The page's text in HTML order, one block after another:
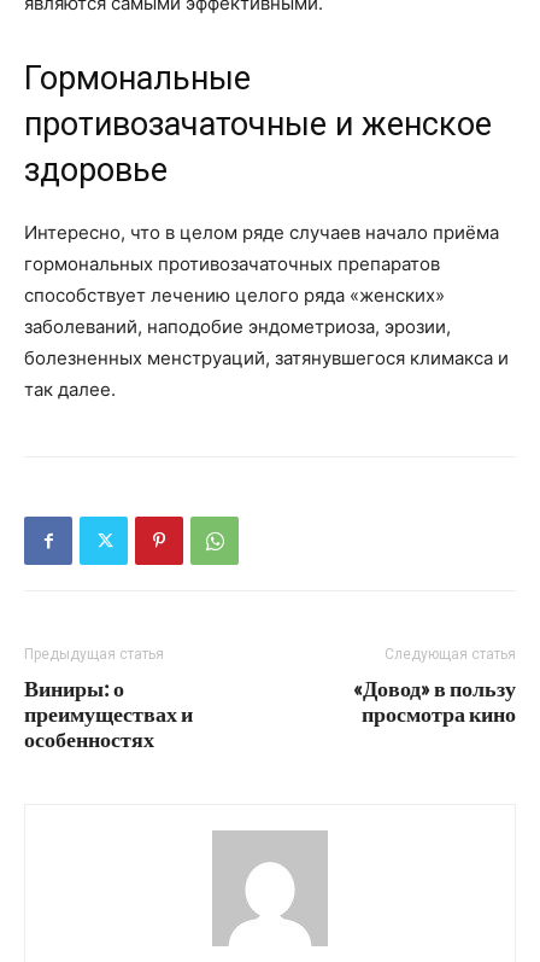
Гормональные
противозачаточные и женское
здоровье
Интересно, что в целом ряде случаев начало приёма
гормональных противозачаточных препаратов
способствует лечению целого ряда «женских»
заболеваний, наподобие эндометриоза, эрозии,
болезненных менструаций, затянувшегося климакса и
так далее.
Предыдущая статья
Виниры: о
преимуществах и
особенностях
Следующая статья
«Довод» в пользу
просмотра кино